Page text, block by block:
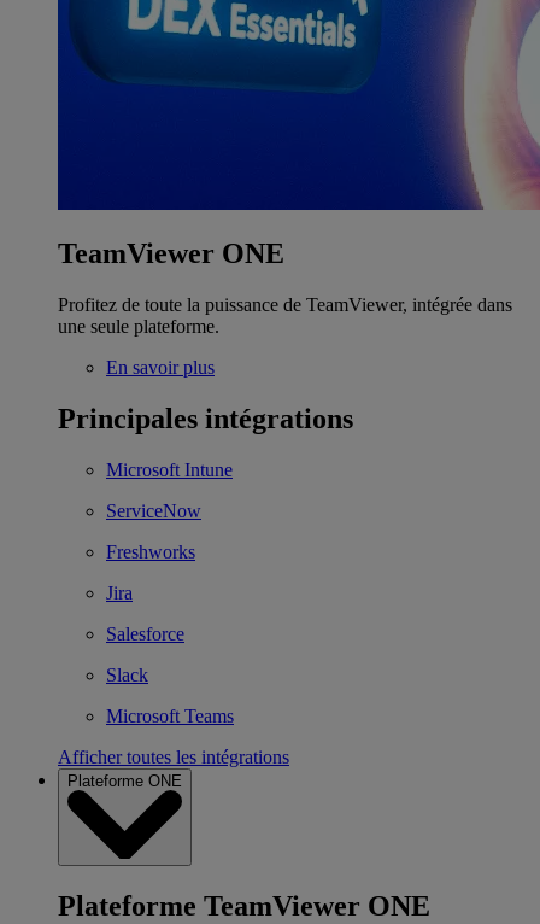
TeamViewer ONE
Profitez de toute la puissance de TeamViewer, intégrée dans
une seule plateforme.
En savoir plus
Principales intégrations
Microsoft Intune
ServiceNow
Freshworks
Jira
Salesforce
Slack
Microsoft Teams
Afficher toutes les intégrations
Plateforme ONE
Plateforme TeamViewer ONE